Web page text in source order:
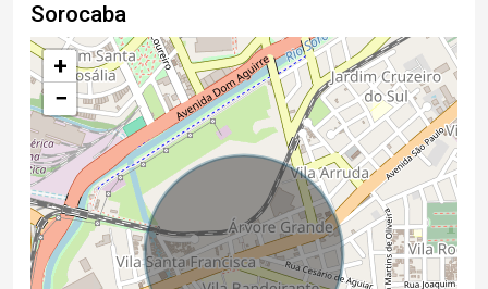
Sorocaba
+
−